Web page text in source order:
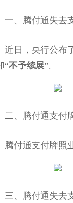
、腾付通失去
，央行公布了
“不予续展”。
、腾付通支付
通支付牌照业
、腾付通失去支